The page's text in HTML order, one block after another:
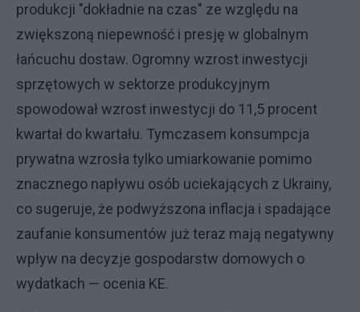
produkcji "dokładnie na czas" ze względu na
zwiększoną niepewność i presję w globalnym
łańcuchu dostaw. Ogromny wzrost inwestycji
sprzętowych w sektorze produkcyjnym
spowodował wzrost inwestycji do 11,5 procent
kwartał do kwartału. Tymczasem konsumpcja
prywatna wzrosła tylko umiarkowanie pomimo
znacznego napływu osób uciekających z Ukrainy,
co sugeruje, że podwyższona inflacja i spadające
zaufanie konsumentów już teraz mają negatywny
wpływ na decyzje gospodarstw domowych o
wydatkach — ocenia KE.